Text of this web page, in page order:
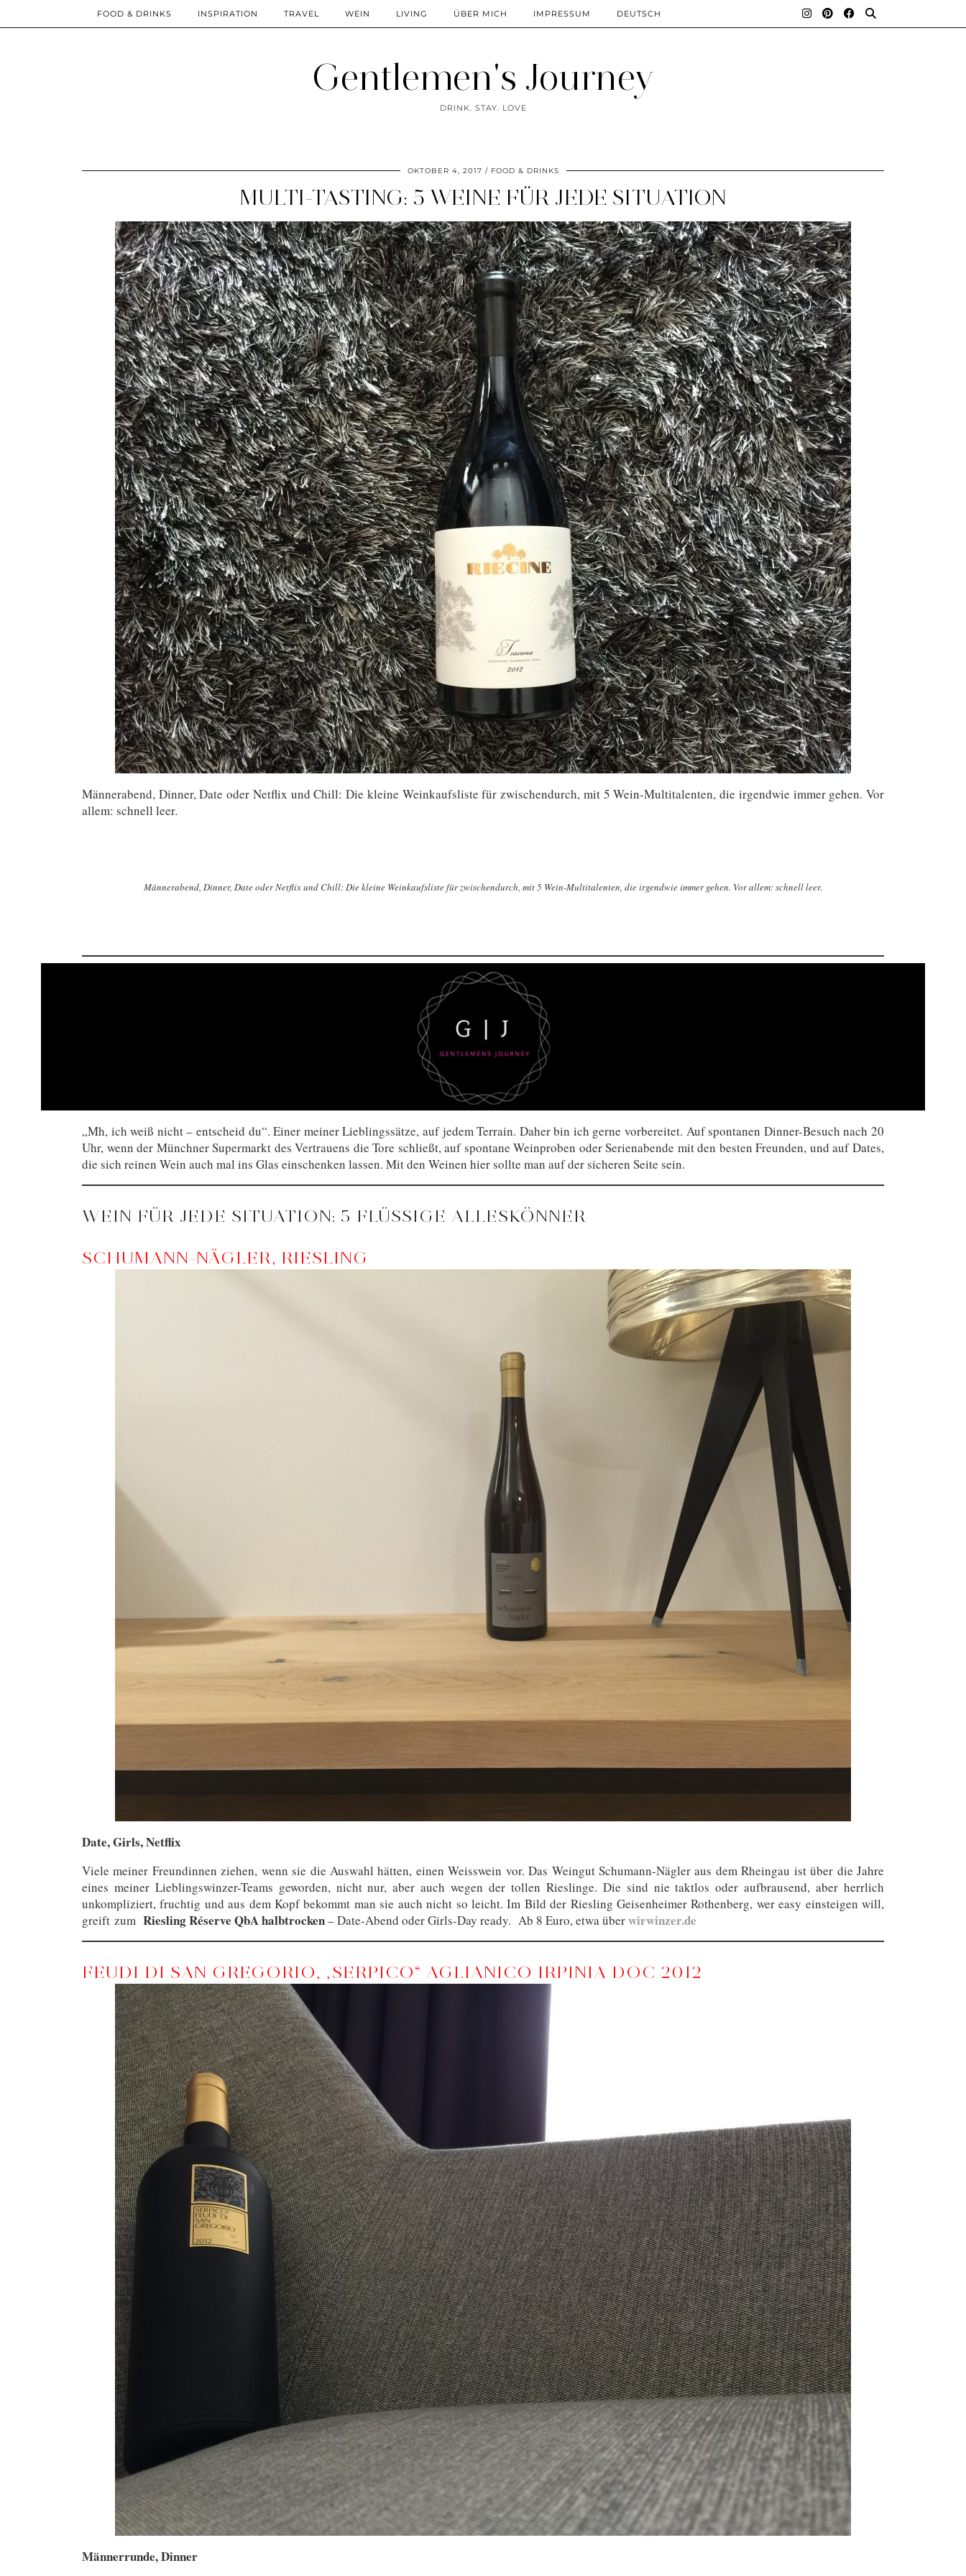
Gentlemen's Journey
DRINK. STAY. LOVE
FOOD & DRINKS INSPIRATION TRAVEL WEIN LIVING ÜBER MICH IMPRESSUM DEUTSCH
OKTOBER 4, 2017 FOOD & DRINKS
MULTI-TASTING: 5 WEINE FÜR JEDE SITUATION
Männerabend, Dinner, Date oder Netflix und Chill: Die kleine Weinkaufsliste für zwischendurch, mit 5 Wein-Multitalenten, die irgendwie immer gehen. Vor
allem: schnell leer.
Männerabend, Dinner, Date oder Netflix und Chill: Die kleine Weinkaufsliste für zwischendurch, mit 5 Wein-Multitalenten, die irgendwie immer gehen. Vor allem: schnell leer.
„Mh, ich weiß nicht – entscheid du“. Einer meiner Lieblingssätze, auf jedem Terrain. Daher bin ich gerne vorbereitet. Auf spontanen Dinner-Besuch nach 20
Uhr, wenn der Münchner Supermarkt des Vertrauens die Tore schließt, auf spontane Weinproben oder Serienabende mit den besten Freunden, und auf Dates,
die sich reinen Wein auch mal ins Glas einschenken lassen. Mit den Weinen hier sollte man auf der sicheren Seite sein.
WEIN FÜR JEDE SITUATION: 5 FLÜSSIGE ALLESKÖNNER
SCHUMANN-NÄGLER, RIESLING
Date, Girls, Netflix
Viele meiner Freundinnen ziehen, wenn sie die Auswahl hätten, einen Weisswein vor. Das Weingut Schumann-Nägler aus dem Rheingau ist über die Jahre
eines meiner Lieblingswinzer-Teams geworden, nicht nur, aber auch wegen der tollen Rieslinge. Die sind nie taktlos oder aufbrausend, aber herrlich
unkompliziert, fruchtig und aus dem Kopf bekommt man sie auch nicht so leicht. Im Bild der Riesling Geisenheimer Rothenberg, wer easy einsteigen will,
greift zum Riesling Réserve QbA halbtrocken– Date-Abend oder Girls-Day ready. Ab 8 Euro, etwa überwirwinzer.de
FEUDI DI SAN GREGORIO, „SERPICO“ AGLIANICO IRPINIA DOC 2012
Männerrunde, Dinner